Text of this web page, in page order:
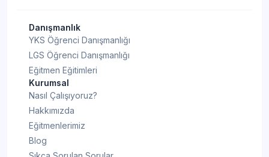
Danışmanlık
YKS Öğrenci Danışmanlığı
LGS Öğrenci Danışmanlığı
Eğitmen Eğitimleri
Kurumsal
Nasıl Çalışıyoruz?
Hakkımızda
Eğitmenlerimiz
Blog